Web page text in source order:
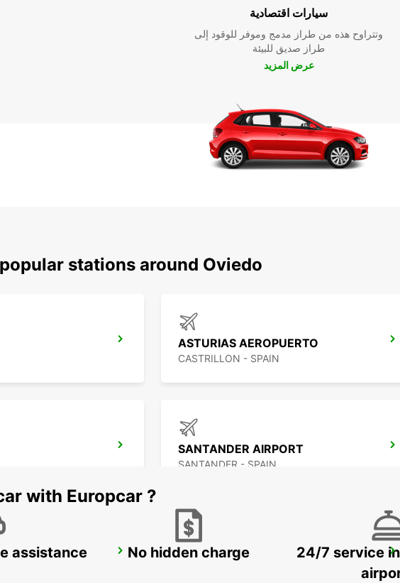
سيارات اقتصادية
وتتراوح هذه من طراز مدمج وموفر للوقود إلى
طراز صديق للبيئة
عرض المزيد
stations around Oviedo
ASTURIAS AEROPUERTO
CASTRILLON - SPAIN
SANTANDER AIRPORT
SANTANDER - SPAIN
LA CORUNA AIRPORT
with Europcar ?
assistance No hidden charge
24/7 service